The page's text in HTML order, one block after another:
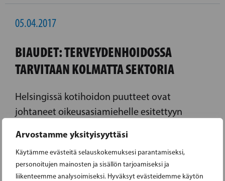
Arvostamme yksityisyyttäsi
Käytämme evästeitä selauskokemuksesi parantamiseksi,
personoitujen mainosten ja sisällön tarjoamiseksi ja
liikenteemme analysoimiseksi. Hyväksyt evästeidemme käytön
05.04.2017
BIAUDET: TERVEYDENHOIDOSSA
TARVITAAN KOLMATTA SEKTORIA
Helsingissä kotihoidon puutteet ovat
johtaneet oikeusasiamiehelle esitettyyn
vanhustenhuollon osalta ollut ratkaisevassa
roolissa paikkaamassa niitä puutteita, joita
julkisen sektorin toiminnassa on ilmennyt.